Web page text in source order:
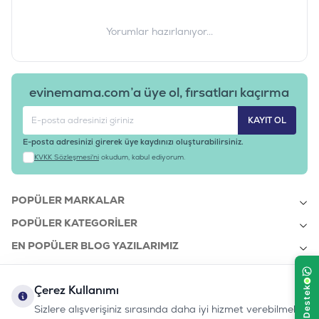
MİNERALLER
Kalsiyum (%)
0.82
Fosfor (%)
0.61
Sodyum (%)
0.3
0.67
Potasyum (%)
0.7
Magnezyum (%)
Demir (mg/kg)
137
Yorumlar hazırlanıyor...
evinemama.com’a üye ol, fırsatları kaçırma
KAYIT OL
E-posta adresinizi girerek üye kaydınızı oluşturabilirsiniz.
KVKK Sözleşmesi'ni okudum, kabul ediyorum.
POPÜLER MARKALAR
POPÜLER KATEGORILER
EN POPÜLER BLOG YAZILARIMIZ
KURUMSAL
Çerez Kullanımı
Sizlere alışverişiniz sırasında daha iyi hizmet verebilmek